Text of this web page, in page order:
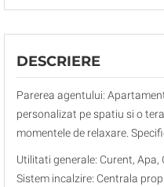
DESCRIERE
Parerea agentului:
personalizat pe spatiu si o
momentele de relaxare.
Utilitati generale: Curent, Apa,
Sistem incalzire: Centrala